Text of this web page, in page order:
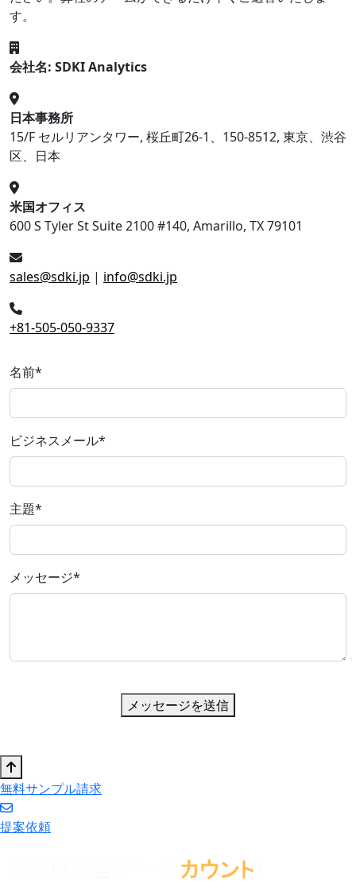
す。
会社名: SDKI Analytics
日本事務所
15/F セルリアンタワー, 桜丘町26-1、150-8512, 東京、渋谷
区、日本
米国オフィス
600 S Tyler St Suite 2100 #140, Amarillo, TX 79101
sales@sdki.jp | info@sdki.jp
+81-505-050-9337
名前*
ビジネスメール*
主題*
メッセージ*
メッセージを送信
無料サンプル請求
提案依頼